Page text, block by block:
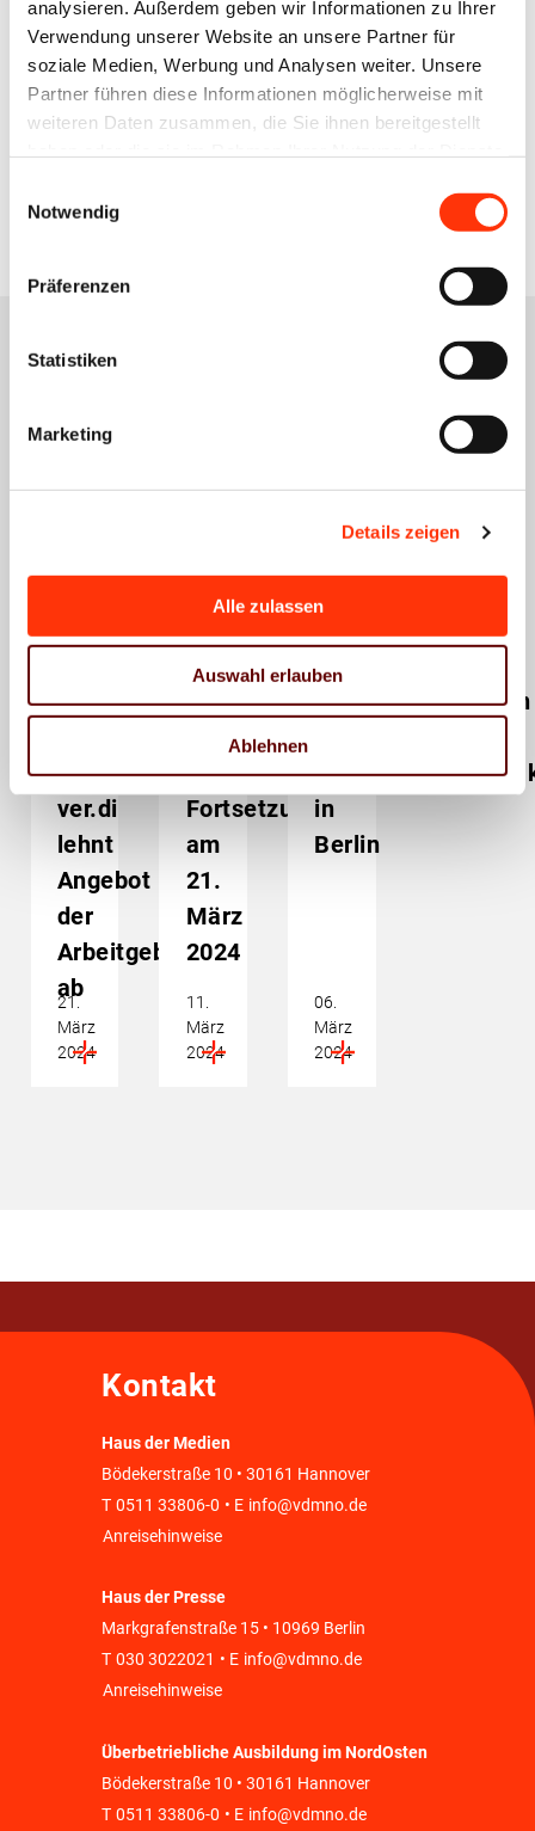
analysieren. Außerdem geben wir Informationen zu Ihrer
Verwendung unserer Website an unsere Partner für
soziale Medien, Werbung und Analysen weiter. Unsere
Partner führen diese Informationen möglicherweise mit
weiteren Daten zusammen, die Sie ihnen bereitgestellt
Notwendig
Präferenzen
Statistiken
Marketing
Details zeigen
Alle zulassen
Auswahl erlauben
Ablehnen
Syndikusrechtsanwalt ∙ Recht
interessieren
Tarifrunde
2024
Tarifverhandlungen
–
ver.di
lehnt
Angebot
der
Arbeitgeber
ab
21.
März
2024
Tarifrunde
2024
Sozialpolitik
Tarifverhandlungen
Druckindustrie
–
Fortsetzung
am
21.
März
2024
11.
März
2024
Tarifrunde
2024
Tarifverhandlungen
in
Berlin
06.
März
2024
Kontakt
Haus der Medien
Bödekerstraße 10 • 30161 Hannover
T 0511 33806-0 • E info@vdmno.de
Anreisehinweise
Haus der Presse
Markgrafenstraße 15 • 10969 Berlin
T 030 3022021 • E info@vdmno.de
Anreisehinweise
Überbetriebliche Ausbildung im NordOsten
Bödekerstraße 10 • 30161 Hannover
T 0511 33806-0 • E info@vdmno.de